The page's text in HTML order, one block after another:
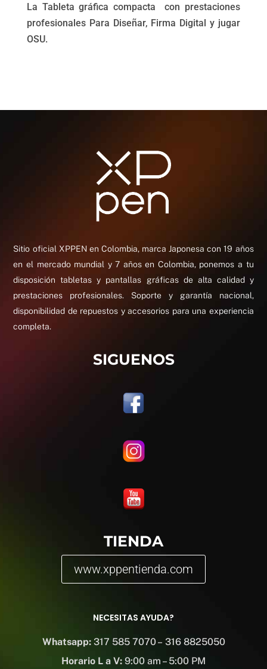
La Tableta gráfica compacta con prestaciones
profesionales Para Diseñar, Firma Digital y jugar
OSU.
Sitio oficial XPPEN en Colombia, marca Japonesa con 19 años
en el mercado mundial y 7 años en Colombia, ponemos a tu
disposición tabletas y pantallas gráficas de alta calidad y
prestaciones profesionales. Soporte y garantía nacional,
disponibilidad de repuestos y accesorios para una experiencia
completa.
SIGUENOS
TIENDA
www.xppentienda.com
NECESITAS AYUDA?
Whatsapp:317 585 7070 – 316 8825050
Horario L a V: 9:00 am – 5:00 PM